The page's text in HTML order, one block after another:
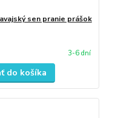
sen pranie prášok
3-6 dní
do košíka